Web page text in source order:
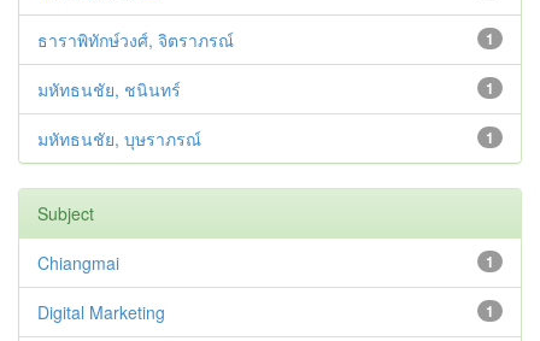
1
ธาราพิทักษ์วงศ์, จิตราภรณ์
1
มหัทธนชัย, ชนินทร์
1
มหัทธนชัย, บุษราภรณ์
Subject
1
Chiangmai
1
Digital Marketing